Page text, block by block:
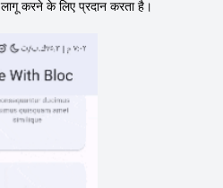
करने के लिए प्रदान करता है।